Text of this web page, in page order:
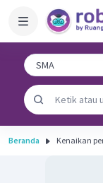
Beranda Kenaikan